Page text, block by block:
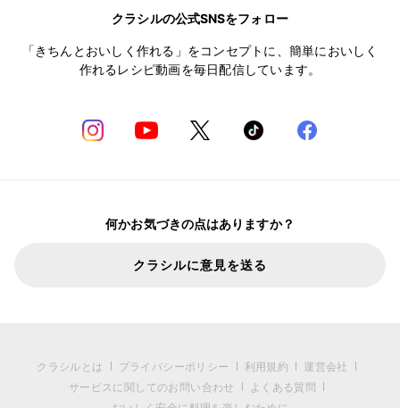
クラシルの公式SNSをフォロー
「きちんとおいしく作れる」をコンセプトに、簡単においしく
作れるレシピ動画を毎日配信しています。
何かお気づきの点はありますか？
クラシルに意見を送る
クラシルとは プライバシーポリシー 利用規約
運営会社
サービスに関してのお問い合わせ
よくある質問